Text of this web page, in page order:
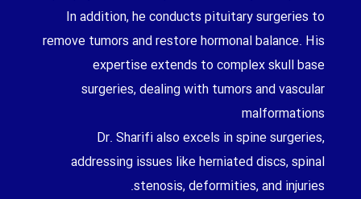
In addition, he conducts pituitary surgeries to
remove tumors and restore hormonal balance. His
expertise extends to complex skull base
surgeries, dealing with tumors and vascular
malformations
Dr. Sharifi also excels in spine surgeries,
addressing issues like herniated discs, spinal
stenosis, deformities, and injuries.